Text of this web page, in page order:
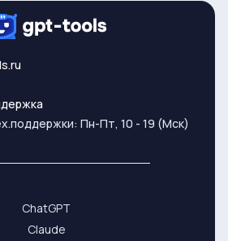
Пн-Пт, 10 - 19 (Мск)
ChatGPT
Claude